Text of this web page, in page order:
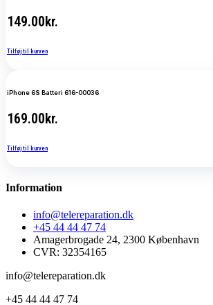
149.00kr.
Tilføj til kurven
iPhone 6S Batteri 616-00036
169.00kr.
Tilføj til kurven
Information
info@telereparation.dk
+45 44 44 47 74
Amagerbrogade 24, 2300 København
CVR: 32354165
info@telereparation.dk
+45 44 44 47 74